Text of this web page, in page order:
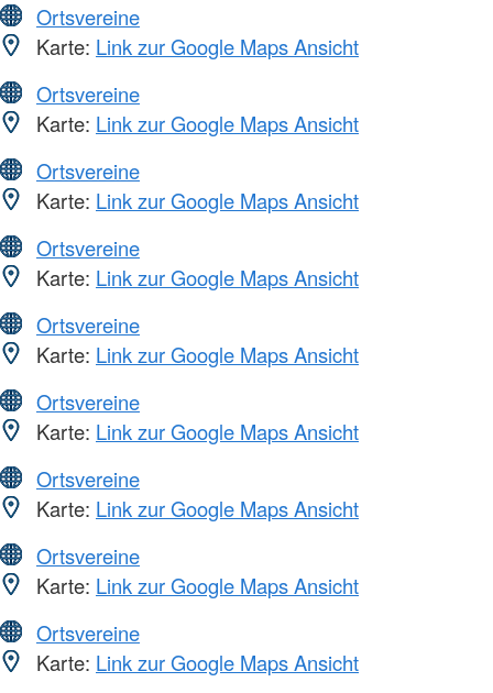
Ortsvereine
Karte: Link zur Google Maps Ansicht
Ortsvereine
Karte: Link zur Google Maps Ansicht
Ortsvereine
Karte: Link zur Google Maps Ansicht
Ortsvereine
Karte: Link zur Google Maps Ansicht
Ortsvereine
Karte: Link zur Google Maps Ansicht
Ortsvereine
Karte: Link zur Google Maps Ansicht
Ortsvereine
Karte: Link zur Google Maps Ansicht
Ortsvereine
Karte: Link zur Google Maps Ansicht
Ortsvereine
Karte: Link zur Google Maps Ansicht